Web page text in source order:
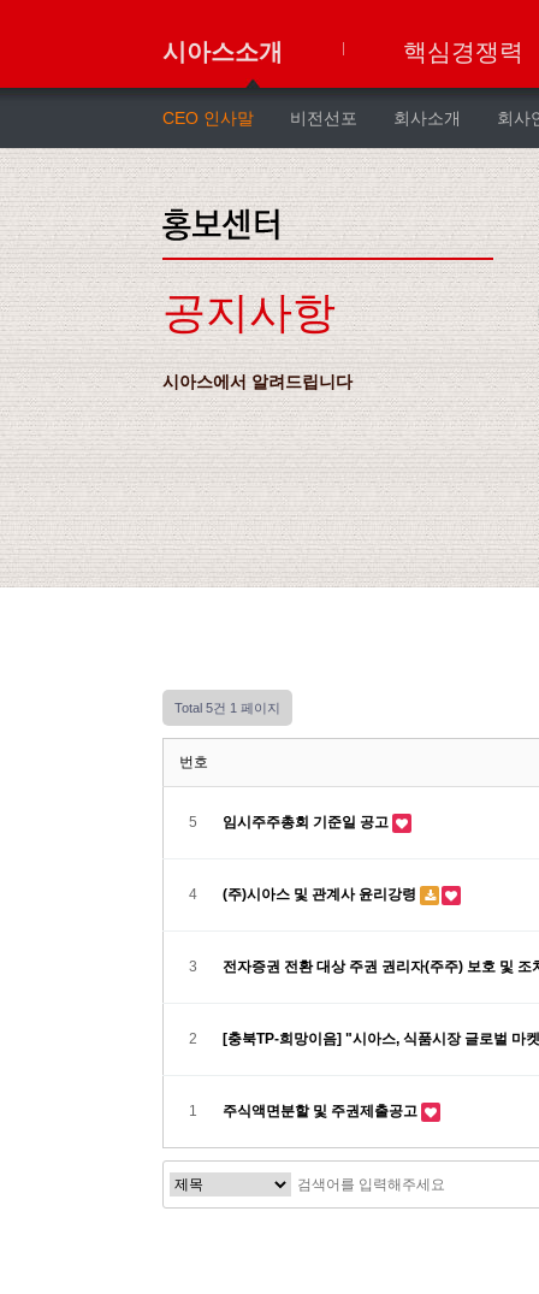
시아스소개
CEO 인사말 비전선포 회사소개 회사
핵심경쟁력
공지사항
시아스에서 알려드립니다
Total 5건 1 페이지
번호
5 임시주주총회 기준일 공고
4 (주)시아스 및 관계사 윤리강령
3 전자증권 전환 대상 주권 권리자(주주) 보호 및
2 [충북TP-희망이음] "시아스, 식품시장 글로벌 마
1 주식액면분할 및 주권제출공고